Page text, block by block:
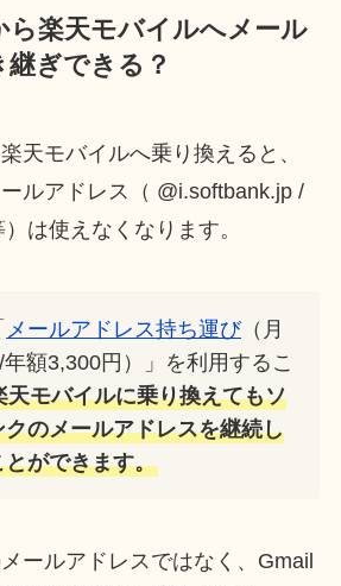
ら楽天モバイルへメール
ぎできる？
天モバイルへ乗り換えると、
ルアドレス（ @i.softbank.jp /
は使えなくなります。
メールアドレス持ち運び（月
額3,300円）」を利用するこ
天モバイルに乗り換えてもソ
クのメールアドレスを継続し
とができます。
ールアドレスではなく、Gmail